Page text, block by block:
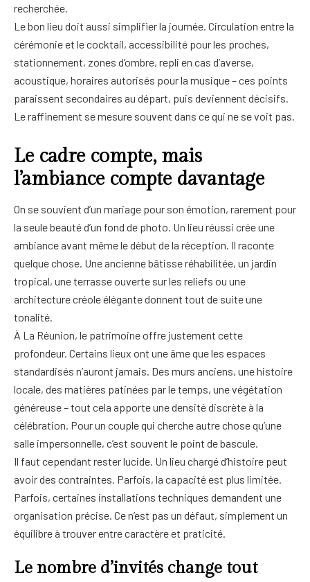
recherchée.
Le bon lieu doit aussi simplifier la journée. Circulation entre la
cérémonie et le cocktail, accessibilité pour les proches,
stationnement, zones d’ombre, repli en cas d’averse,
acoustique, horaires autorisés pour la musique – ces points
paraissent secondaires au départ, puis deviennent décisifs.
Le raffinement se mesure souvent dans ce qui ne se voit pas.
Le cadre compte, mais
l’ambiance compte davantage
On se souvient d’un mariage pour son émotion, rarement pour
la seule beauté d’un fond de photo. Un lieu réussi crée une
ambiance avant même le début de la réception. Il raconte
quelque chose. Une ancienne bâtisse réhabilitée, un jardin
tropical, une terrasse ouverte sur les reliefs ou une
architecture créole élégante donnent tout de suite une
tonalité.
À La Réunion, le patrimoine offre justement cette
profondeur. Certains lieux ont une âme que les espaces
standardisés n’auront jamais. Des murs anciens, une histoire
locale, des matières patinées par le temps, une végétation
généreuse – tout cela apporte une densité discrète à la
célébration. Pour un couple qui cherche autre chose qu’une
salle impersonnelle, c’est souvent le point de bascule.
Il faut cependant rester lucide. Un lieu chargé d’histoire peut
avoir des contraintes. Parfois, la capacité est plus limitée.
Parfois, certaines installations techniques demandent une
organisation précise. Ce n’est pas un défaut, simplement un
équilibre à trouver entre caractère et praticité.
Le nombre d’invités change tout